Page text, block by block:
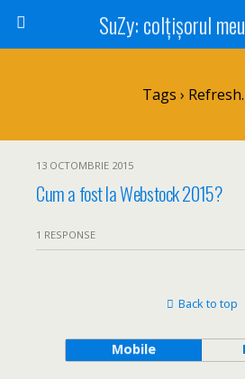
SuZy: colţişorul
Tags ›
13 OCTOMBRIE 2015
Cum a fost la Webstock 2015?
1 RESPONSE
Back to top
Mobile